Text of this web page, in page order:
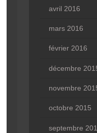
avril 2016
mars 2016
février 2016
décembre
novembre
octobre 2015
septembre